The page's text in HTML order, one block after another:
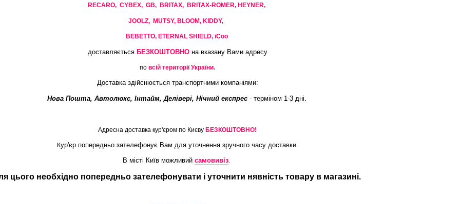
RECARO, CYBEX, GB, BRITAX, BRITAX-ROMER, HEYNER,
JOOLZ, MUTSY, BLOOM, KIDDY,
BEBETTO, ETERNAL SHIELD, iCoo
доставляється БЕЗКОШТОВНОна вказану Вами адресу
по всій території України.
Доставка здійснюється транспортними компаніями:
Нова Пошта, Автолюкс, Інтайм, Делівері, Нічний експрес- терміном 1-3 дні.
Адресна доставка кур'єром по Києву БЕЗКОШТОВНО!
Кур'єр попередньо зателефонує Вам для уточнення зручного часу доставки.
В місті Київ можливий самовивіз.
цього необхідно попередньо зателефонувати і уточнити нявність товару в магазині.